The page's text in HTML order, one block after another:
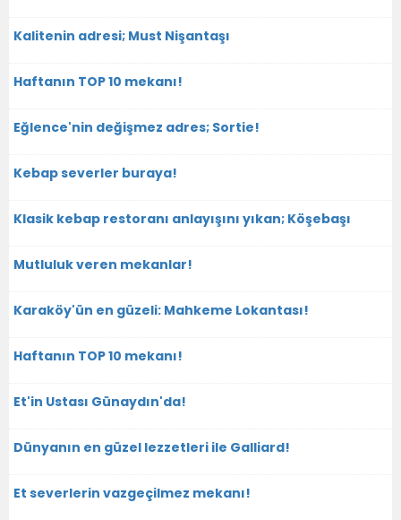
Kalitenin adresi; Must Nişantaşı
Haftanın TOP 10 mekanı!
Eğlence'nin değişmez adres; Sortie!
Kebap severler buraya!
Klasik kebap restoranı anlayışını yıkan; Köşebaşı
Mutluluk veren mekanlar!
Karaköy'ün en güzeli: Mahkeme Lokantası!
Haftanın TOP 10 mekanı!
Et'in Ustası Günaydın'da!
Dünyanın en güzel lezzetleri ile Galliard!
Et severlerin vazgeçilmez mekanı!